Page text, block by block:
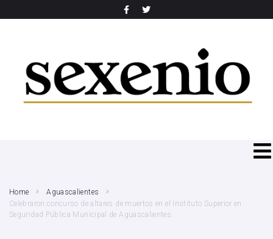
Home
Aguascalientes
Celebraron concurso de altares de muertos en el Instituto Superior en
Seguridad Pública Municipal de Aguascalientes.
SEARCH THIS WEBSITE